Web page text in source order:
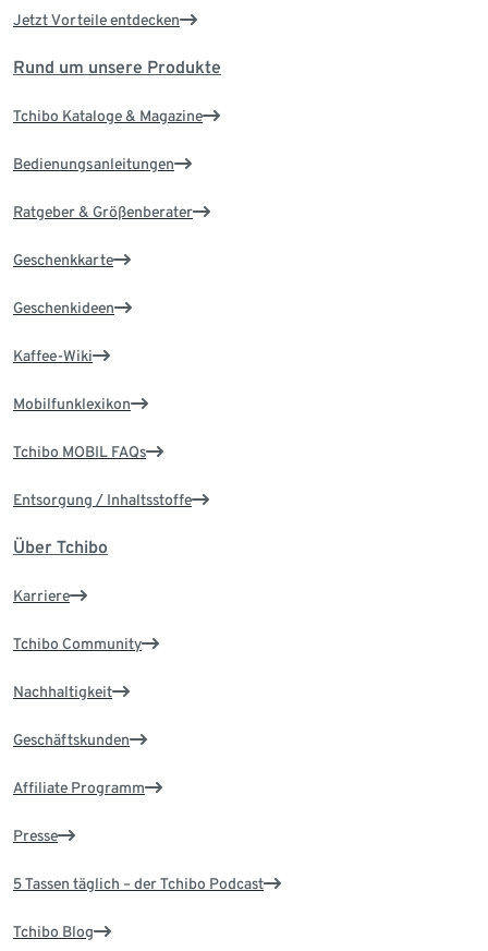
Jetzt Vorteile entdecken
Rund um unsere Produkte
Tchibo Kataloge & Magazine
Bedienungsanleitungen
Ratgeber & Größenberater
Geschenkkarte
Geschenkideen
Kaffee-Wiki
Mobilfunklexikon
Tchibo MOBIL FAQs
Entsorgung / Inhaltsstoffe
Über Tchibo
Karriere
Tchibo Community
Nachhaltigkeit
Geschäftskunden
Affiliate Programm
Presse
5 Tassen täglich – der Tchibo Podcast
Tchibo Blog